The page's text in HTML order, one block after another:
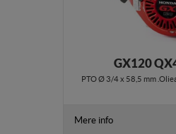
GX120
PTO Ø 3/4 x 58,5 mm
Mere info